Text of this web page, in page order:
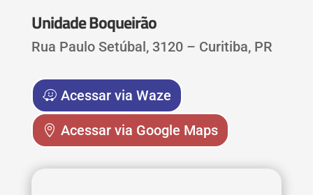
Unidade Boqueirão
Rua Paulo Setúbal, 3120 – Curitiba, PR
Acessar via Waze
Acessar via Google Maps